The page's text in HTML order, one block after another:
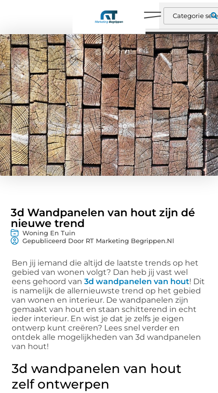
3d Wandpanelen van hout zijn dé
nieuwe trend
Woning En Tuin
Gepubliceerd Door RT Marketing Begrippen.nl
Ben jij iemand die altijd de laatste trends op het
gebied van wonen volgt? Dan heb jij vast wel
eens gehoord van3d wandpanelen van hout! Dit
is namelijk de allernieuwste trend op het gebied
van wonen en interieur. De wandpanelen zijn
gemaakt van hout en staan schitterend in echt
ieder interieur. En wist je dat je zelfs je eigen
ontwerp kunt creëren? Lees snel verder en
ontdek alle mogelijkheden van 3d wandpanelen
van hout!
3d wandpanelen van hout
zelf ontwerpen